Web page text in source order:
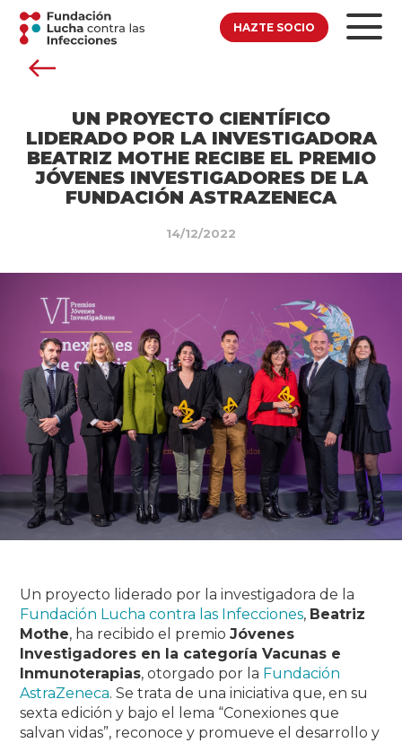
HAZTE SOCIO
UN PROYECTO CIENTÍFICO
LIDERADO POR LA INVESTIGADORA
BEATRIZ MOTHE RECIBE EL PREMIO
JÓVENES INVESTIGADORES DE LA
FUNDACIÓN ASTRAZENECA
14/12/2022
Un proyecto liderado por la investigadora de la
Fundación Lucha contra las Infecciones, Beatriz
Mothe, ha recibido el premioJóvenes
Investigadores en la categoría Vacunas e
Inmunoterapias, otorgado por la Fundación
AstraZeneca. Se trata de una iniciativa que, en su
sexta edición y bajo el lema “Conexiones que
salvan vidas”, reconoce y promueve el desarrollo y